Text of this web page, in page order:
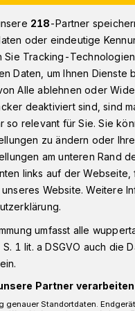
The
hart
sind die
2020 stürmen
weiteren Bands,
gegeben –
218-Partner
oder eindeutige
Sie Tracking-
Daten, um Ihnen Dienste
Alle ablehnen oder
deaktiviert sind, sind
so relevant für Sie. Sie
zu ändern oder
am unteren Rand
links auf der
Website. Weitere
umfasst alle
1 lit. a DSGVO auch die
Partner
genauer Standortdaten.